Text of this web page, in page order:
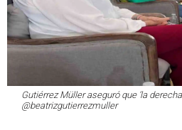
Gutiérrez Müller aseguró que ‘la
@beatrizgutierrezmuller